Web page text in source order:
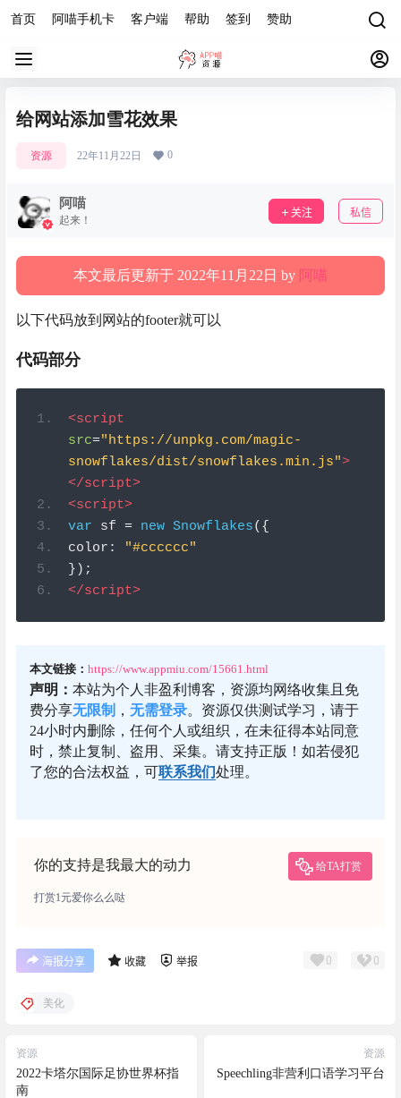
首页 阿喵手机卡 客户端 帮助 签到 赞助
给网站添加雪花效果
资源 22年11月22日 0
阿喵
起来！
关注 私信
本文最后更新于 2022年11月22日 by 阿喵
以下代码放到网站的footer就可以
代码部分
<script
src="https://unpkg.com/magic-
snowflakes/dist/snowflakes.min.js">
</script>
<script>
var sf = new Snowflakes({
color :
"#cccccc"
});
</script>
本文链接： https://www.appmiu.com/15661.html
声明： 本站为个人非盈利博客，资源均网络收集且免
费分享无限制 ， 无需登录。资源仅供测试学习，请于
24小时内删除，任何个人或组织，在未征得本站同意
时，禁止复制、盗用、采集。请支持正版！如若侵犯
了您的合法权益，可联系我们处理。
你的支持是我最大的动力 给TA打赏
打赏1元爱你么么哒
海报分享 收藏 举报 0 0
美化
资源
2022卡塔尔国际足协世界杯指
南
资源
Speechling非营利口语学习平台